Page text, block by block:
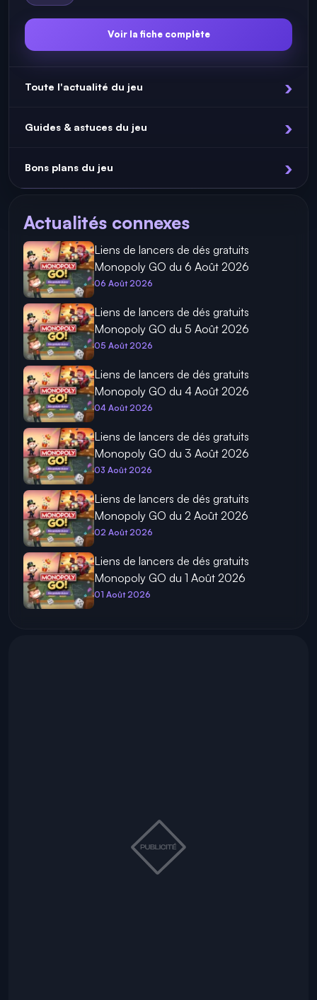
Voir la fiche complète
Toute l'actualité du jeu
Guides & astuces du jeu
Bons plans du jeu
Actualités connexes
Liens de lancers de dés gratuits
Monopoly GO du 6 Août 2026
06 Août 2026
Liens de lancers de dés gratuits
Monopoly GO du 5 Août 2026
05 Août 2026
Liens de lancers de dés gratuits
Monopoly GO du 4 Août 2026
04 Août 2026
Liens de lancers de dés gratuits
Monopoly GO du 3 Août 2026
03 Août 2026
Liens de lancers de dés gratuits
Monopoly GO du 2 Août 2026
02 Août 2026
Liens de lancers de dés gratuits
Monopoly GO du 1 Août 2026
01 Août 2026